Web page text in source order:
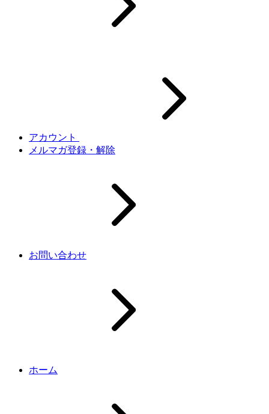
アカウント
メルマガ登録・解除
お問い合わせ
ホーム